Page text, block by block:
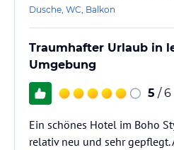
Wellnessbereich (ca. 180qm, ab 16
Sauna , einem Dampfbad und einem
Sonstige Einrichtungen und
unserer Chill-out Terrasse im 4.
schönen Wellnessbereich !
Hinweis: Allgemeine und
Dusche, WC, Balkon
Traumhafter Urlaub in
Umgebung
5 / 6
Ein schönes Hotel im Boho
relativ neu und sehr